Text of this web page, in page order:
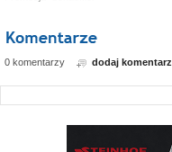
0 komentarzy dodaj komentarz